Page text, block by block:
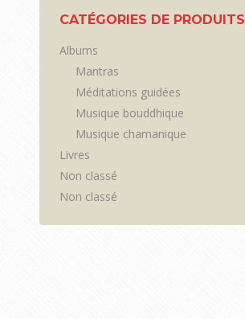
CATÉGORIES DE PRODUITS
Albums
Mantras
Méditations guidées
Musique bouddhique
Musique chamanique
Livres
Non classé
Non classé